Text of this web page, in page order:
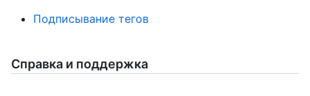
Подписывание тегов
Справка и поддержка